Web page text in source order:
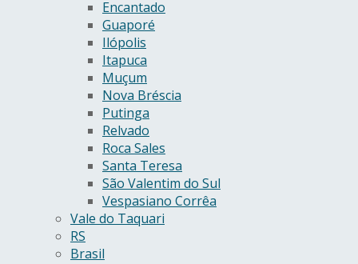
Encantado
Guaporé
Ilópolis
Itapuca
Muçum
Nova Bréscia
Putinga
Relvado
Roca Sales
Santa Teresa
São Valentim do Sul
Vespasiano Corrêa
Vale do Taquari
RS
Brasil